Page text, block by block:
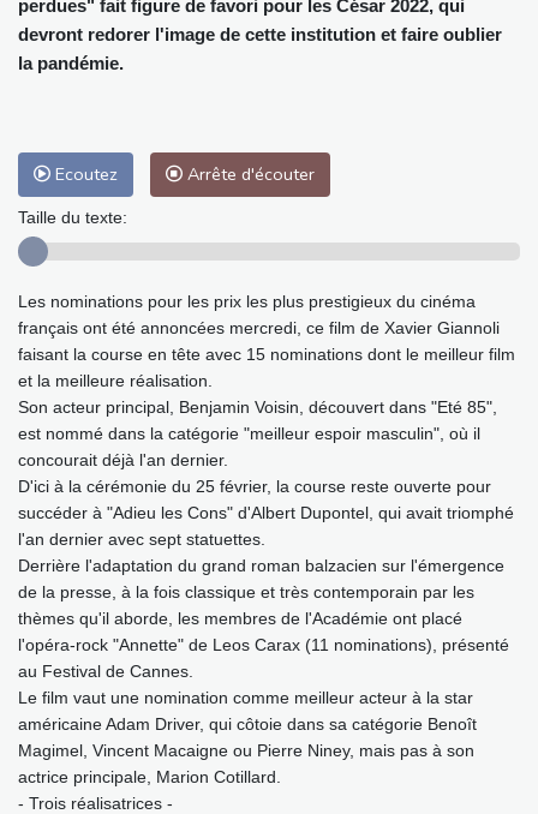
perdues" fait figure de favori pour les César 2022, qui
devront redorer l'image de cette institution et faire oublier
la pandémie.
Ecoutez Arrête d'écouter
Taille du texte:
Les nominations pour les prix les plus prestigieux du cinéma
français ont été annoncées mercredi, ce film de Xavier Giannoli
faisant la course en tête avec 15 nominations dont le meilleur film
et la meilleure réalisation.
Son acteur principal, Benjamin Voisin, découvert dans "Eté 85",
est nommé dans la catégorie "meilleur espoir masculin", où il
concourait déjà l'an dernier.
D'ici à la cérémonie du 25 février, la course reste ouverte pour
succéder à "Adieu les Cons" d'Albert Dupontel, qui avait triomphé
l'an dernier avec sept statuettes.
Derrière l'adaptation du grand roman balzacien sur l'émergence
de la presse, à la fois classique et très contemporain par les
thèmes qu'il aborde, les membres de l'Académie ont placé
l'opéra-rock "Annette" de Leos Carax (11 nominations), présenté
au Festival de Cannes.
Le film vaut une nomination comme meilleur acteur à la star
américaine Adam Driver, qui côtoie dans sa catégorie Benoît
Magimel, Vincent Macaigne ou Pierre Niney, mais pas à son
actrice principale, Marion Cotillard.
- Trois réalisatrices -